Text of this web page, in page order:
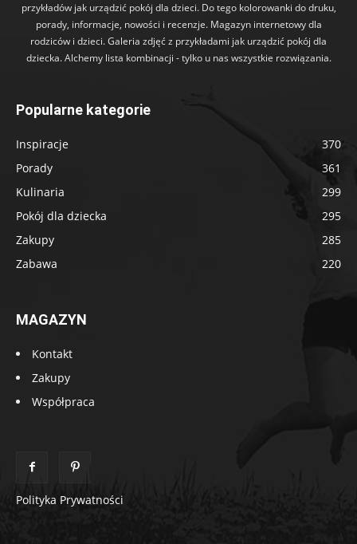
przykładów jak urządzić pokój dla dzieci. Do tego kolorowanki do druku,
porady, informacje, nowości i recenzje. Magazyn internetowy dla
rodziców i dzieci. Galeria zdjęć z przykładami jak urządzić pokój dla
dziecka. Alchemy lista kombinacji - tylko u nas wszystkie rozwiązania.
Popularne kategorie
Inspiracje
370
Porady
361
Kulinaria
299
Pokój dla dziecka
295
Zakupy
285
Zabawa
220
MAGAZYN
Kontakt
Zakupy
Współpraca
Polityka Prywatności